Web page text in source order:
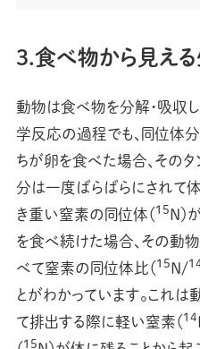
3.食べ物から見え
動物は食べ物を分解・吸収
学反応の過程でも、同位体
ちが卵を食べた場合、その
分は一度ばらばらにされて
き重い窒素の同位体（15N）
を食べ続けた場合、その動
べて窒素の同位体比（15N/
とがわかっています。これ
て排出する際に軽い窒素（14
15